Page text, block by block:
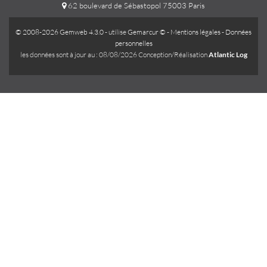
62 boulevard de Sébastopol 75003 Paris
© 2008-2026 Gemweb 4.3.0- utiliseGemarcur © - Mentions légales- Données
personnelles
les données sont à jour au : 08/08/2026 Conception/RéalisationAtlantic Log